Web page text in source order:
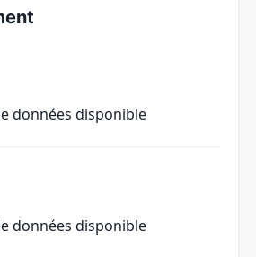
données disponible
données disponible